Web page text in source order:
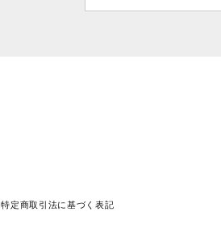
特定商取引法に基づく表記